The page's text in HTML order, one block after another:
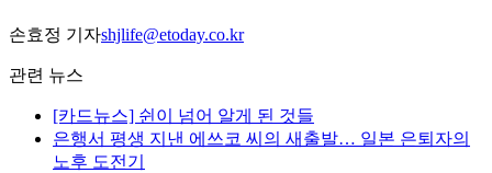
손효정 기자shjlife@etoday.co.kr
관련 뉴스
[카드뉴스] 쉰이 넘어 알게 된 것들
은행서 평생 지낸 에쓰코 씨의 새출발… 일본 은퇴자의
노후 도전기